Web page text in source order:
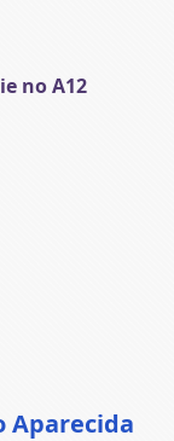
no A12
Aparecida